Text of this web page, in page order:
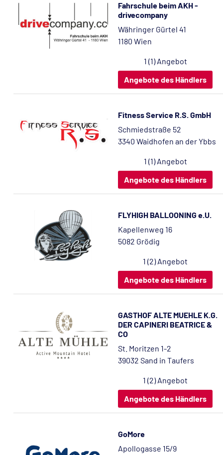
Fahrschule beim AKH -
drivecompany
Währinger Gürtel 41
1180 Wien
1 (1) Angebot
Angebote des Händlers
Fitness Service R.S. GmbH
Schmiedstraße 52
3340 Waidhofen an der Ybbs
1 (1) Angebot
Angebote des Händlers
FLYHIGH BALLOONING e.U.
Kapellenweg 16
5082 Grödig
1 (2) Angebot
Angebote des Händlers
GASTHOF ALTE MUEHLE K.G.
DER CAPINERI BEATRICE &
CO
St. Moritzen 1-2
39032 Sand in Taufers
1 (2) Angebot
Angebote des Händlers
GoMore
Apollogasse 15/9